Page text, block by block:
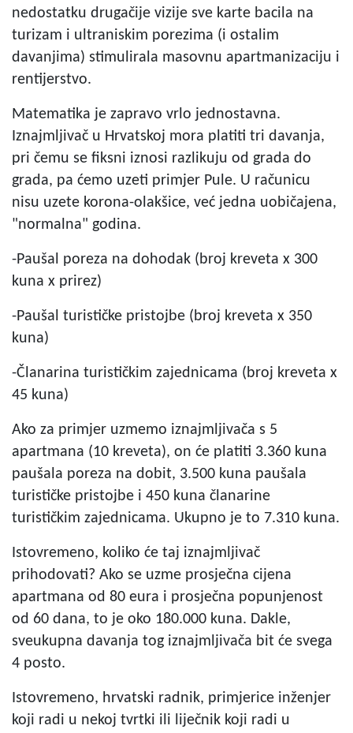
nedostatku drugačije vizije sve karte bacila na
turizam i ultraniskim porezima (i ostalim
davanjima) stimulirala masovnu apartmanizaciju i
rentijerstvo.
Matematika je zapravo vrlo jednostavna.
Iznajmljivač u Hrvatskoj mora platiti tri davanja,
pri čemu se fiksni iznosi razlikuju od grada do
grada, pa ćemo uzeti primjer Pule. U računicu
nisu uzete korona-olakšice, već jedna uobičajena,
"normalna" godina.
-Paušal poreza na dohodak (broj kreveta x 300
kuna x prirez)
-Paušal turističke pristojbe (broj kreveta x 350
kuna)
-Članarina turističkim zajednicama (broj kreveta x
45 kuna)
Ako za primjer uzmemo iznajmljivača s 5
apartmana (10 kreveta), on će platiti 3.360 kuna
paušala poreza na dobit, 3.500 kuna paušala
turističke pristojbe i 450 kuna članarine
turističkim zajednicama. Ukupno je to 7.310 kuna.
Istovremeno, koliko će taj iznajmljivač
prihodovati? Ako se uzme prosječna cijena
apartmana od 80 eura i prosječna popunjenost
od 60 dana, to je oko 180.000 kuna. Dakle,
sveukupna davanja tog iznajmljivača bit će svega
4 posto.
Istovremeno, hrvatski radnik, primjerice inženjer
koji radi u nekoj tvrtki ili liječnik koji radi u